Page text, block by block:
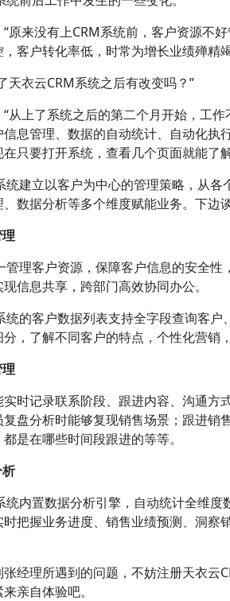
来没有上CRM系统前，客户资源不
客户转化率低，时常为增长业绩殚精
衣云CRM系统之后有改变吗？”
上了系统之后的第二个月开始，工作
息管理、数据的自动统计、自动化执
只要打开系统，查看几个页面就能了
建立以客户为中心的管理策略，从各
数据分析等多个维度赋能业务。下边
理客户资源，保障客户信息的安全性
信息共享，跨部门高效协同办公。
的客户数据列表支持全字段查询客户
，了解不同客户的特点，个性化营销
记录联系阶段、跟进内容、沟通方
盘分析时能够复现销售场景；跟进销
是在哪些时间段跟进的等等。
内置数据分析引擎，自动统计全维度
把握业务进度、销售业绩预测、洞察
理所遇到的问题，不妨注册天衣云
亲自体验吧。